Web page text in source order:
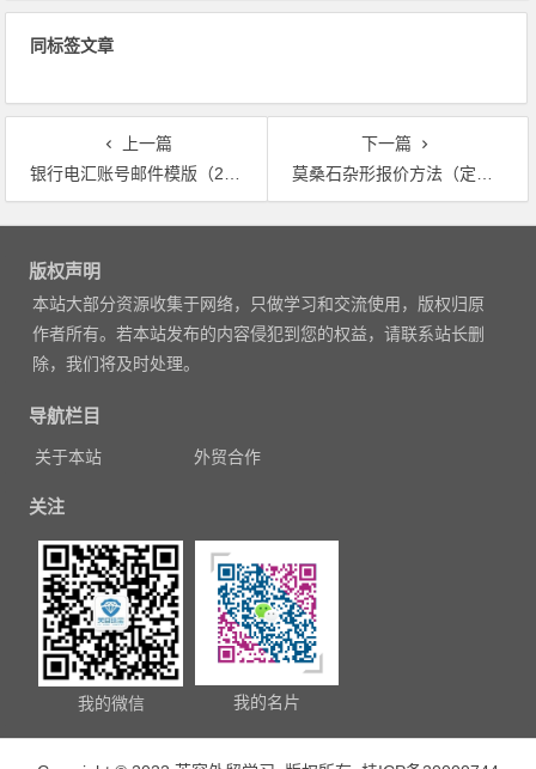
同标签文章
上一篇
银行电汇账号邮件模版（2025年-10月份）
下一篇
莫桑石杂形报价方法（定期更新）
文
版权声明
本站大部分资源收集于网络，只做学习和交流使用，版权归原
作者所有。若本站发布的内容侵犯到您的权益，请联系站长删
除，我们将及时处理。
导航栏目
关于本站 外贸合作
关注
我的微信 我的名片